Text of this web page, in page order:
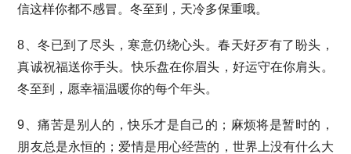
信这样你都不感冒。冬至到，天冷多保重哦。
8、冬已到了尽头，寒意仍绕心头。春天好歹有了盼头，
真诚祝福送你手头。快乐盘在你眉头，好运守在你肩头。
冬至到，愿幸福温暖你的每个年头。
9、痛苦是别人的，快乐才是自己的；麻烦将是暂时的，
朋友总是永恒的；爱情是用心经营的，世界上没有什么大